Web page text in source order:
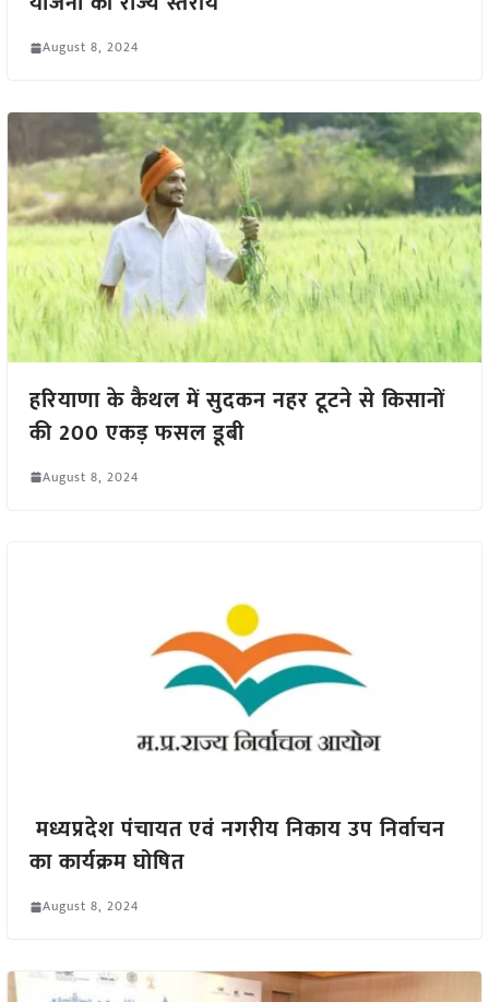
August 8, 2024
हरियाणा के कैथल में सुदकन नहर टूटने से किसानों
की 200 एकड़ फसल डूबी
August 8, 2024
मध्यप्रदेश पंचायत एवं नगरीय निकाय उप निर्वाचन
का कार्यक्रम घोषित
August 8, 2024